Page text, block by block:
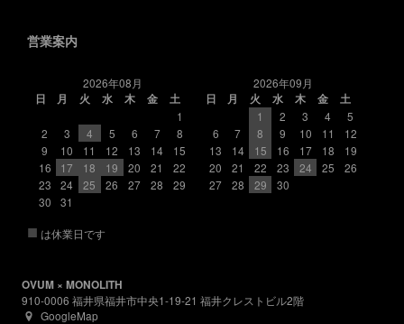
営業案内
2026年08月
日
月 火 水 木 金
土
1
2
3 4 5 6 7
8
9
10 11 12 13 14
15
16
17 18 19 20 21
22
23
24 25 26 27 28
29
30
31
2026年09月
日
月 火 水 木 金
土
1
2 3 4
5
6
7 8 9 10 11
12
13
14 15 16 17 18
19
20
21 22 23 24 25
26
27
28 29 30
■ は休業日です
OVUM × MONOLITH
910-0006 福井県福井市中央1-19-21 福井クレストビル2階
GoogleMap